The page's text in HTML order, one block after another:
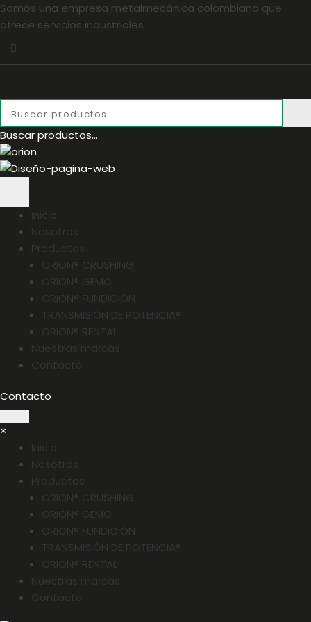
Somos una empresa metalmecánica colombiana que
ofrece servicios industriales
Buscar productos...
Inicio
Nosotros
Productos
ORION® CRUSHING
ORION® GEMO
ORION® FUNDICIÓN
TRANSMISIÓN DE POTENCIA®
ORION® RENTAL
Nuestras marcas
Contacto
Contacto
×
Inicio
Nosotros
Productos
ORION® CRUSHING
ORION® GEMO
ORION® FUNDICIÓN
TRANSMISIÓN DE POTENCIA®
ORION® RENTAL
Nuestras marcas
Contacto